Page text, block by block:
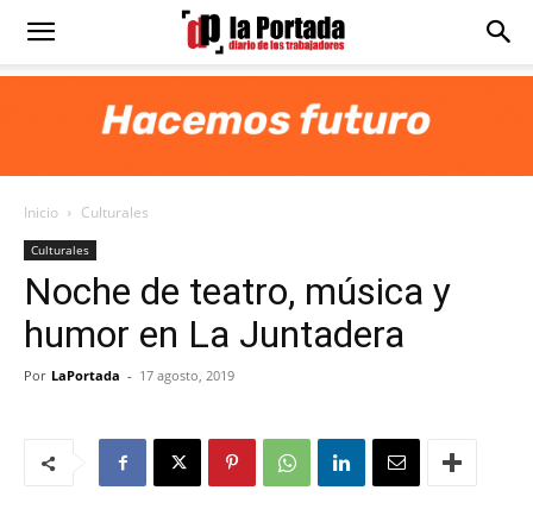
Diario
Portada
Inicio Culturales
Culturales
Noche de teatro, música y
humor en La Juntadera
Por LaPortada - 17 agosto, 2019